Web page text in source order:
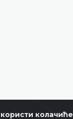
колачиће